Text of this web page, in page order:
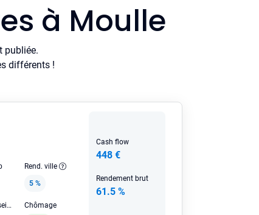
à Moulle
publiée.
différents !
Rend. ville
5 %
Loyer HC conseillé Chômage
Cash flow
448 €
Rendement brut
61.5 %